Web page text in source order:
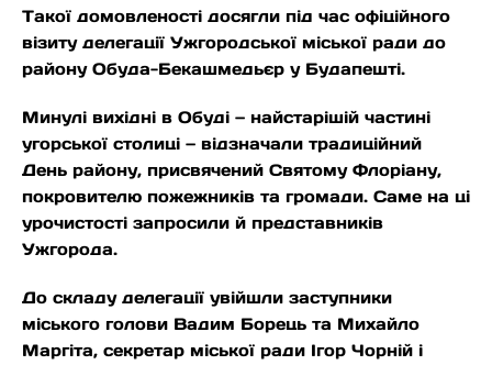
Такої домовленості досягли під час офіційного
візиту делегації Ужгородської міської ради до
району Обуда-Бекашмедьєр у Будапешті.
Минулі вихідні в Обуді — найстарішій частині
угорської столиці — відзначали традиційний
День району, присвячений Святому Флоріану,
покровителю пожежників та громади. Саме на ці
урочистості запросили й представників
Ужгорода.
До складу делегації увійшли заступники
міського голови Вадим Борець та Михайло
Маргіта, секретар міської ради Ігор Чорній і